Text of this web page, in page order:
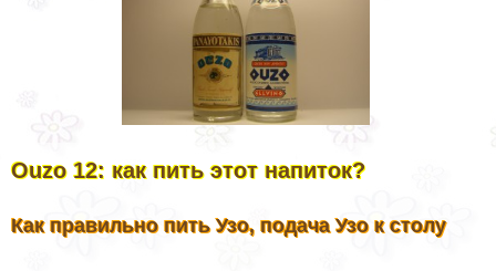
Ouzo 12: как пить этот напиток?
Как правильно пить Узо, подача Узо к столу